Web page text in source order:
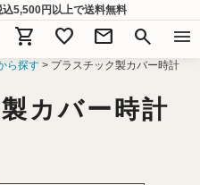
5,500円以上で送料無料
shopping_cart favorite mail search menu
ら探す プラスチック製カバー時計
カバー時計